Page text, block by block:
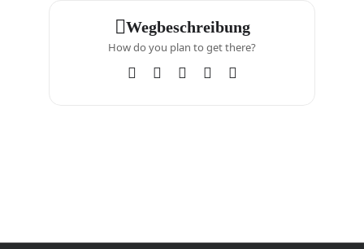
Wegbeschreibung
How do you plan to get there?